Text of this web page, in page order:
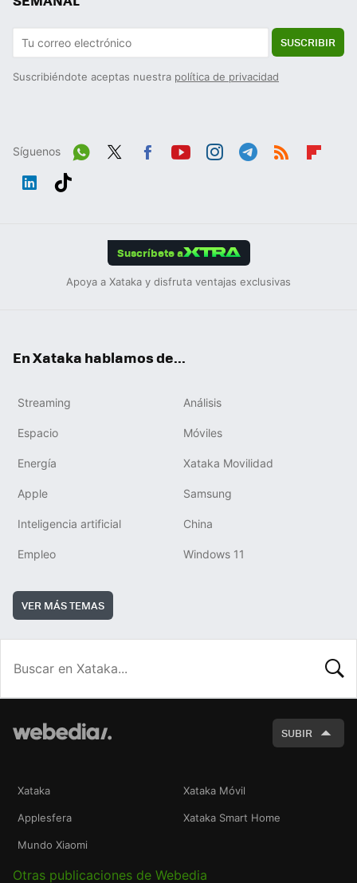
SUSCRIBIR
Suscribiéndote aceptas nuestra política de privacidad
Síguenos
Wh
Suscríbete a
Apoya a Xataka y disfruta ventajas exclusivas
En Xataka hablamos de...
Streaming Análisis
Espacio Móviles
Energía Xataka Movilidad
Apple Samsung
Inteligencia artificial China
Empleo Windows 11
VER MÁS TEMAS
SUBIR
Xataka Xataka Móvil
Applesfera Xataka Smart Home
Mundo Xiaomi
Otras publicaciones de Webedia